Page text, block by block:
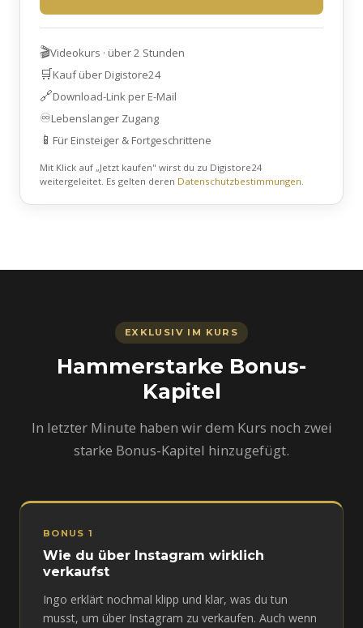
🎬Videokurs · über 2 Stunden
🛒Kauf über Digistore24
🔗Download-Link per E-Mail
♾️Lebenslanger Zugang
📱 Für Einsteiger & Fortgeschrittene
Mit Klick auf „Jetzt kaufen" wirst du zu Digistore24
weitergeleitet. Es gelten deren Datenschutzbestimmungen.
EXKLUSIV IM KURS
Hammerstarke Bonus-
Kapitel
In letzter Minute haben wir dem Kurs noch zwei
starke Bonus-Kapitel hinzugefügt.
BONUS 1
Wie du über Instagram wirklich
verkaufst
Ingo erklärt nochmal klipp und klar, was du tun
musst, um über Instagram zu verkaufen. Auch wenn